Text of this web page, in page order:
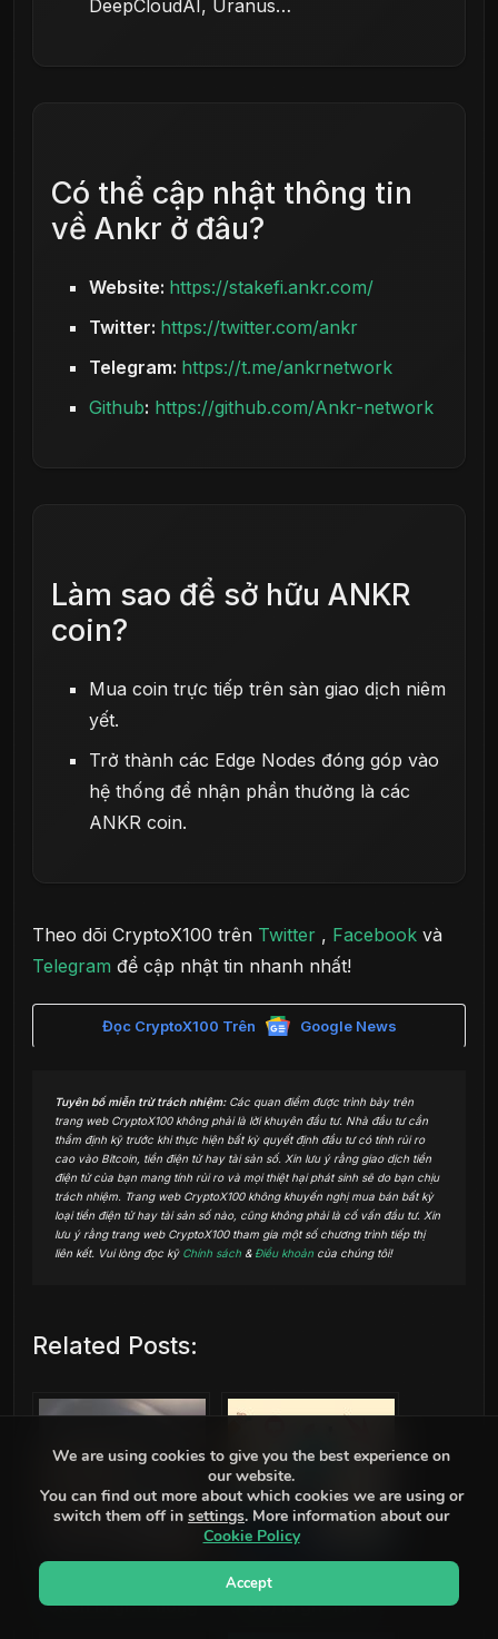
DeepCloudAI, Uranus…
Có thể cập nhật thông tin
về Ankr ở đâu?
Website: https://stakefi.ankr.com/
Twitter: https://twitter.com/ankr
Telegram: https://t.me/ankrnetwork
Github: https://github.com/Ankr-network
Làm sao để sở hữu ANKR
coin?
Mua coin trực tiếp trên sàn giao dịch niêm
yết.
Trở thành các Edge Nodes đóng góp vào
hệ thống để nhận phần thưởng là các
ANKR coin.
Theo dõi CryptoX100 trên Twitter , Facebook và
Telegram để cập nhật tin nhanh nhất!
Đọc CryptoX100 Trên Google News
Tuyên bố miễn trừ trách nhiệm:Các quan điểm được trình bày trên
trang web CryptoX100 không phải là lời khuyên đầu tư. Nhà đầu tư cần
thẩm định kỹ trước khi thực hiện bất kỳ quyết định đầu tư có tính rủi ro
cao vào Bitcoin, tiền điện tử hay tài sản số. Xin lưu ý rằng giao dịch tiền
điện tử của bạn mang tính rủi ro và mọi thiệt hại phát sinh sẽ do bạn chịu
trách nhiệm. Trang web CryptoX100 không khuyến nghị mua bán bất kỳ
loại tiền điện tử hay tài sản số nào, cũng không phải là cố vấn đầu tư. Xin
lưu ý rằng trang web CryptoX100 tham gia một số chương trình tiếp thị
liên kết. Vui lòng đọc kỹ Chính sách & Điều khoản của chúng tôi!
Related Posts:
token là gì? Thông
Proof of Concept
(PoC) là gì? Tìm
We are using cookies to give you the best experience on
our website.
You can find out more about which cookies we are using or
switch them off in settings. More information about our
Cookie Policy
Accept